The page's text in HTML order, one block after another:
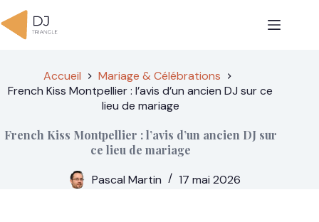
Passer
au
contenu
Accueil
Mariage & Célébrations
French Kiss Montpellier : l’avis d’un ancien DJ sur ce
lieu de mariage
French Kiss Montpellier : l’avis d’un ancien DJ sur
ce lieu de mariage
Pascal Martin
17 mai 2026